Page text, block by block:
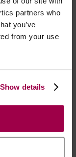
partners who
you’ve
from your use
Show details
das 16:00 h.